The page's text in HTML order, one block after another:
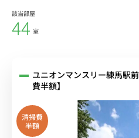
該当部屋
44 室
ユニオンマンスリー練馬駅
費半額】
清掃費
半額